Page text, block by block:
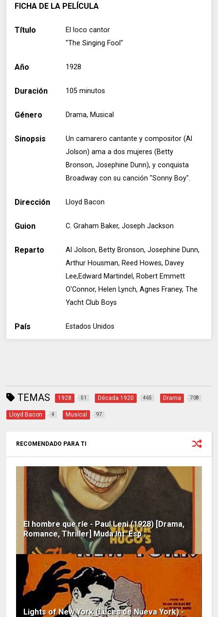
FICHA DE LA PELÍCULA
Título
El loco cantor
"The Singing Fool"
Año 1928
Duración 105 minutos
Género Drama, Musical
Sinopsis
Un camarero cantante y compositor (Al
Jolson) ama a dos mujeres (Betty
Bronson, Josephine Dunn), y conquista
Broadway con su canción "Sonny Boy".
Dirección Lloyd Bacon
Guion C. Graham Baker, Joseph Jackson
Reparto
Al Jolson, Betty Bronson, Josephine Dunn,
Arthur Housman, Reed Howes, Davey
Lee,Edward Martindel, Robert Emmett
O'Connor, Helen Lynch, Agnes Franey, The
Yacht Club Boys
País Estados Unidos
TEMAS 1928 51 Década 1920 465 Drama 708
Lloyd Bacon 4 Musical 97
RECOMENDADO PARA TI
El hombre que ríe - Paul Leni (1928) [Drama,
Romance, Thriller] Muda Int. Esp.
Lights of New York (Luces de Nueva York) -